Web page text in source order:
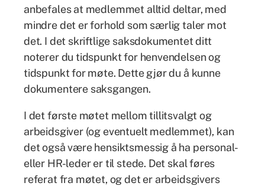
anbefales at medlemmet alltid deltar, med
mindre det er forhold som særlig taler mot
det. I det skriftlige saksdokumentet ditt
noterer du tidspunkt for henvendelsen og
tidspunkt for møte. Dette gjør du å kunne
dokumentere saksgangen.
I det første møtet mellom tillitsvalgt og
arbeidsgiver (og eventuelt medlemmet), kan
det også være hensiktsmessig å ha personal-
eller HR-leder er til stede. Det skal føres
referat fra møtet, og det er arbeidsgivers